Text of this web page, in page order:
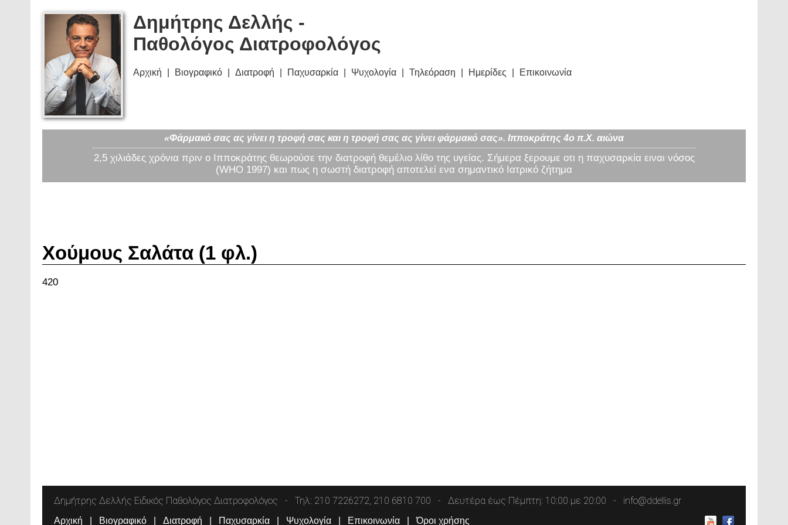
Δημήτρης Δελλής -
Παθολόγος Διατροφολόγος
Αρχική Βιογραφικό Διατροφή Παχυσαρκία Ψυχολογία Τηλεόραση Ημερίδες Επικοινωνία
«Φάρμακό σας ας γίνει η τροφή σας και η τροφή σας ας γίνει φάρμακό σας». Ιπποκράτης 4ο π.Χ. αιώνα
2,5 χιλιάδες χρόνια πριν ο Ιπποκράτης θεωρούσε την διατροφή θεμέλιο λίθο της υγείας. Σήμερα ξερουμε οτι η παχυσαρκία ειναι νόσος
(WHO 1997) και πως η σωστή διατροφή αποτελεί ενα σημαντικό Ιατρικό ζήτημα
Χούμους Σαλάτα (1 φλ.)
420
Δημήτρης Δελλής Ειδικός Παθολόγος Διατροφολόγος Τηλ: 210 7226272, 210 6810 700 Δευτέρα έως Πέμπτη: 10:00 με 20:00 info@ddellis.gr
Αρχική Βιογραφικό Διατροφή Παχυσαρκία Ψυχολογία Επικοινωνία Όροι χρήσης